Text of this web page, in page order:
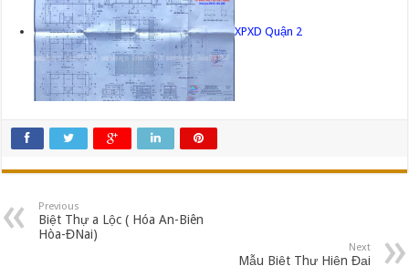
XPXD Quận 2
Previous
Biệt Thự a Lộc ( Hóa An-Biên
Hòa-ĐNai)
Next
Mẫu Biệt Thự Hiện Đại